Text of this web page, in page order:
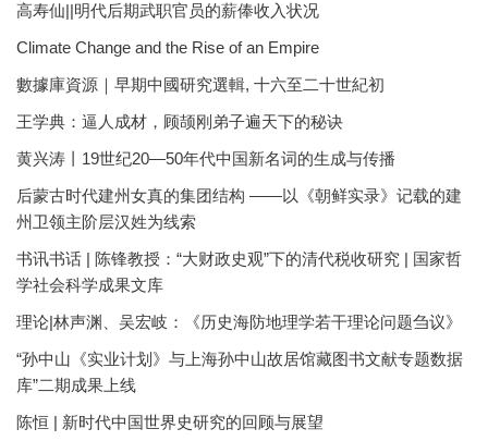
高寿仙||明代后期武职官员的薪俸收入状况
Climate Change and the Rise of an Empire
數據庫資源｜早期中國研究選輯, 十六至二十世紀初
王学典：逼人成材，顾颉刚弟子遍天下的秘诀
黄兴涛丨19世纪20—50年代中国新名词的生成与传播
后蒙古时代建州女真的集团结构 ——以《朝鲜实录》记载的建
州卫领主阶层汉姓为线索
书讯书话 | 陈锋教授：“大财政史观”下的清代税收研究 | 国家哲
学社会科学成果文库
理论|林声渊、吴宏岐：《历史海防地理学若干理论问题刍议》
“孙中山《实业计划》与上海孙中山故居馆藏图书文献专题数据
库”二期成果上线
陈恒 | 新时代中国世界史研究的回顾与展望